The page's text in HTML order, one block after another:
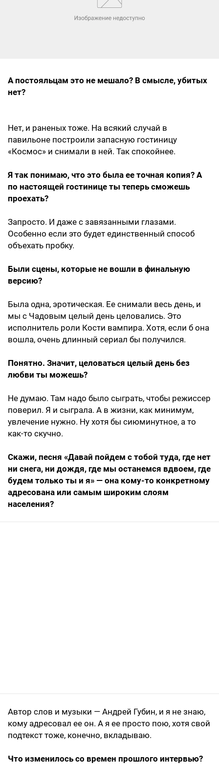
А постояльцам это не мешало? В смысле, убитых
нет?
Нет, и раненых тоже. На всякий случай в
павильоне построили запасную гостиницу
«Космос» и снимали в ней. Так спокойнее.
Я так понимаю, что это была ее точная копия? А
по настоящей гостинице ты теперь сможешь
проехать?
Запросто. И даже с завязанными глазами.
Особенно если это будет единственный способ
объехать пробку.
Были сцены, которые не вошли в финальную
версию?
Была одна, эротическая. Ее снимали весь день, и
мы с Чадовым целый день целовались. Это
исполнитель роли Кости вампира. Хотя, если б она
вошла, очень длинный сериал бы получился.
Понятно. Значит, целоваться целый день без
любви ты можешь?
Не думаю. Там надо было сыграть, чтобы режиссер
поверил. Я и сыграла. А в жизни, как минимум,
увлечение нужно. Ну хотя бы сиюминутное, а то
как-то скучно.
Скажи, песня «Давай пойдем с тобой туда, где нет
ни снега, ни дождя, где мы останемся вдвоем, где
будем только ты и я» — она кому-то конкретному
адресована или самым широким слоям
населения?
Автор слов и музыки — Андрей Губин, и я не знаю,
кому адресовал ее он. А я ее просто пою, хотя свой
подтекст тоже, конечно, вкладываю.
Что изменилось со времен прошлого интервью?